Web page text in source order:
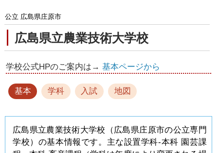
広島県立農業技術大学校
公立 広島県庄原市
学校公式HPのご案内は→ 基本ページから
基本 学科 入試 地図
広島県立農業技術大学校（広島県庄原市の公立専門
学校）の基本情報です。主な設置学科-本科 園芸課